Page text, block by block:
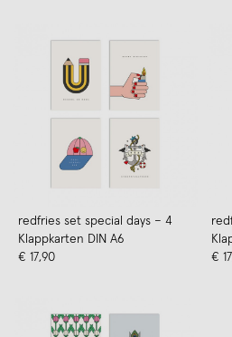
redfries set special days – 4
Klappkarten DIN A6
€ 17,90
€